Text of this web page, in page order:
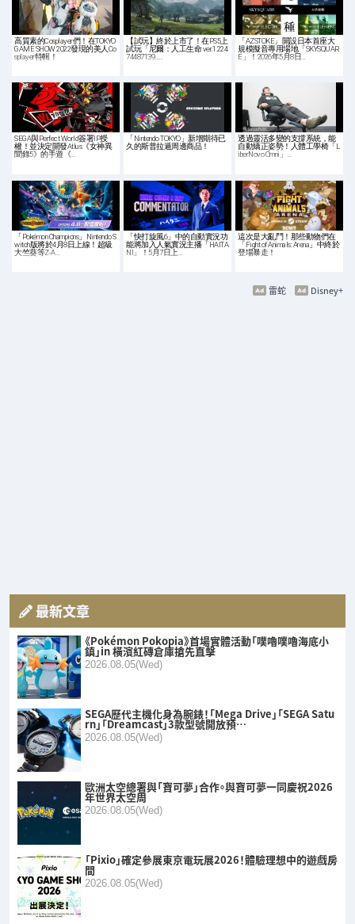
高質素的Cosplayer們！在TOKYO
GAME SHOW 2022發現的美人Co
splayer特輯！
【試玩】終於上市了！在PS5上
試玩「尼爾：人工生命 ver.1.224
74487139...…
「AZSTOKE」開設日本首座大
規模擬音專用場地「SKYSQUAR
E」！2026年5月8日…
SEGA與Perfect World簽署IP授
權！並決定開發Atlus《女神異
聞錄5》的手遊《…
「Nintendo TOKYO」新增期待已
久的斯普拉遁周邊商品！
透過靈活多變的支撐系統，能
自動矯正姿勢！人體工學椅「L
iberNovo Omni」…
「Pokémon Champions」Nintendo S
witch版將於4月8日上線！超級
大竺葵等Z-A…
「快打旋風6」中的自動實況功
能將加入人氣實況主播「HAITA
NI」！5月7日上…
這次是大亂鬥！那些動物們在
「Fight of Animals: Arena」中終於
登場暴走！
Disney+
雷蛇
最新文章
《Pokémon Pokopia》首場實體活動「噗嚕噗嚕海底小
鎮」in 橫濱紅磚倉庫搶先直擊
2026.08.05(Wed)
SEGA歷代主機化身為腕錶！「Mega Drive」「SEGA Satu
rn」「Dreamcast」3款型號開放預…
2026.08.05(Wed)
歐洲太空總署與「寶可夢」合作。與寶可夢一同慶祝2026
年世界太空周
2026.08.05(Wed)
「Pixio」確定參展東京電玩展2026！體驗理想中的遊戲房
間
2026.08.05(Wed)